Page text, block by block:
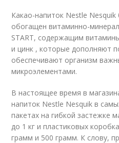
Какао-напиток Nestle
обогащен витаминно-
START, содержащим
и цинк , которые дополняют
обеспечивают организм
микроэлементами.
В настоящее время в
напиток Nestle Nesquik в
пакетах на гибкой застежке
до 1 кг и пластиковых
грамм и 500 грамм. К слову,